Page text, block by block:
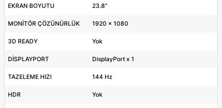
EKRAN BOYUTU 23.8"
MONİTÖR ÇÖZÜNÜRLÜK 1920 x 1080
3D READY Yok
DİSPLAYPORT DisplayPort x 1
TAZELEME HIZI 144 Hz
HDR Yok